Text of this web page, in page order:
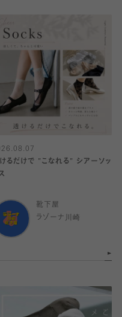
るだけで "こなれる" シアーソッ
靴下屋
ラゾーナ川崎